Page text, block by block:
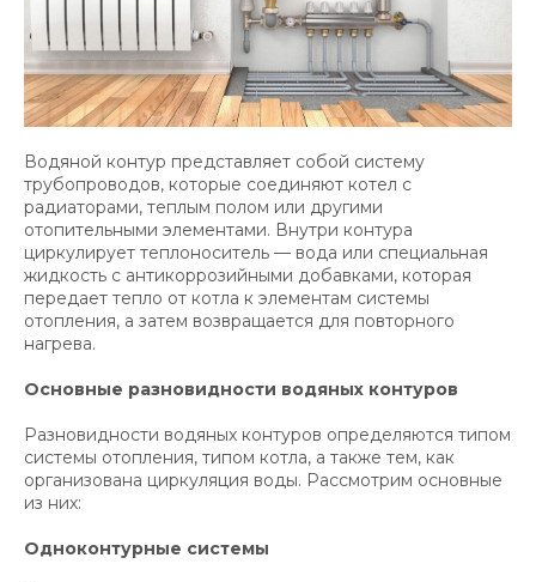
Водяной контур представляет собой систему
трубопроводов, которые соединяют котел с
радиаторами, теплым полом или другими
отопительными элементами. Внутри контура
циркулирует теплоноситель — вода или специальная
жидкость с антикоррозийными добавками, которая
передает тепло от котла к элементам системы
отопления, а затем возвращается для повторного
нагрева.
Основные разновидности водяных контуров
Разновидности водяных контуров определяются типом
системы отопления, типом котла, а также тем, как
организована циркуляция воды. Рассмотрим основные
из них:
Одноконтурные системы